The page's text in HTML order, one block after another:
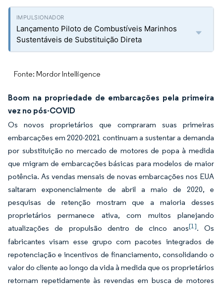
Lançamento Piloto de Combustíveis Marinhos
Sustentáveis de Substituição Direta
Fonte: Mordor Intelligence
Boom na propriedade de embarcações pela primeira
vez no pós-COVID
Os novos proprietários que compraram suas primeiras
embarcações em 2020-2021 continuam a sustentar a demanda
por substituição no mercado de motores de popa à medida
que migram de embarcações básicas para modelos de maior
potência. As vendas mensais de novas embarcações nos EUA
saltaram exponencialmente de abril a maio de 2020, e
pesquisas de retenção mostram que a maioria desses
proprietários permanece ativa, com muitos planejando
atualizações de propulsão dentro de cinco anos[1]. Os
fabricantes visam esse grupo com pacotes integrados de
repotenciação e incentivos de financiamento, consolidando o
valor do cliente ao longo da vida à medida que os proprietários
retornam repetidamente às revendas em busca de motores